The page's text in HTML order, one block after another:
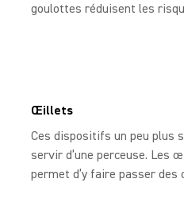
goulottes réduisent les
Œillets
Ces dispositifs un peu plus
servir d’une perceuse. Les
permet d’y faire passer